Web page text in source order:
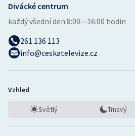
Divácké centrum
každý všední den:8:00—16:00 hodin
261 136 113
info@ceskatelevize.cz
Vzhled
Světlý Tmavý